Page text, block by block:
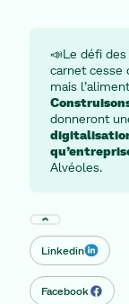
📣Le défi
carnet cesse
mais
donneront
Alvéoles.
Scroll to top
Linkedin
Linkedin
Facebook
Facebook